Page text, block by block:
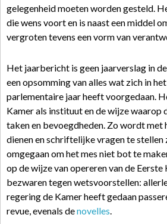
gelegenheid moeten worden gesteld.
die wens voort en is naast een middel
vergroten tevens een vorm van
Het jaarbericht is geen jaarverslag in
een opsomming van alles wat zich in
parlementaire jaar heeft voorgedaan.
Kamer als instituut en de wijze waarop
taken en bevoegdheden. Zo wordt met
dienen en schriftelijke vragen te stellen
omgegaan om het mes niet bot te
op de wijze van opereren van de
bezwaren tegen wetsvoorstellen:
regering de Kamer heeft gedaan
revue, evenals denovelles.